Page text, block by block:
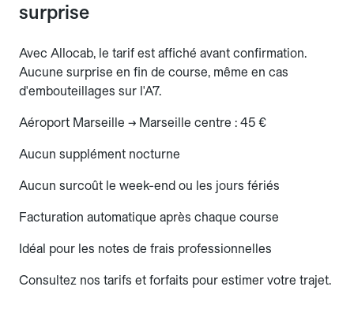
surprise
Avec Allocab, le tarif est affiché avant confirmation.
Aucune surprise en fin de course, même en cas
d'embouteillages sur l'A7.
Aéroport Marseille → Marseille centre : 45 €
Aucun supplément nocturne
Aucun surcoût le week-end ou les jours fériés
Facturation automatique après chaque course
Idéal pour les notes de frais professionnelles
Consultez nos tarifs et forfaits pour estimer votre trajet.